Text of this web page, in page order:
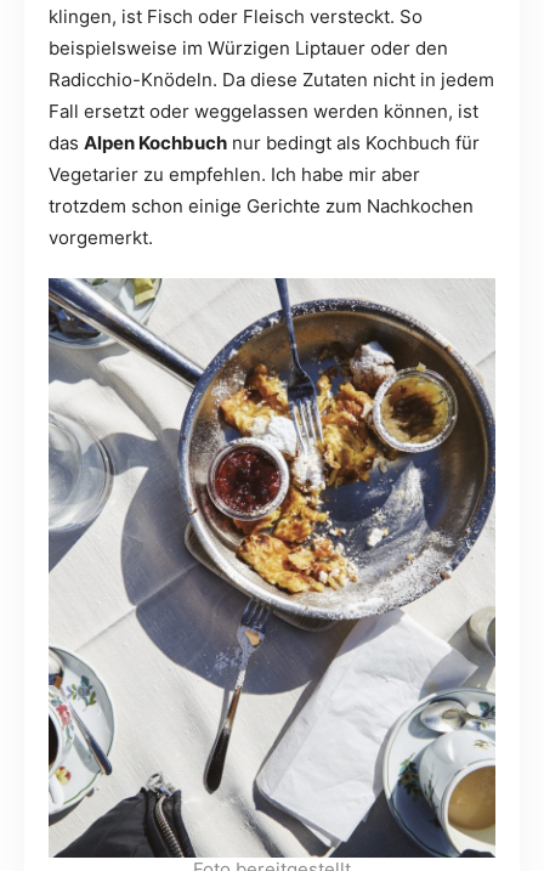
klingen, ist Fisch oder Fleisch versteckt. So
beispielsweise im Würzigen Liptauer oder den
Radicchio-Knödeln. Da diese Zutaten nicht in jedem
Fall ersetzt oder weggelassen werden können, ist
das Alpen Kochbuch nur bedingt als Kochbuch für
Vegetarier zu empfehlen. Ich habe mir aber
trotzdem schon einige Gerichte zum Nachkochen
vorgemerkt.